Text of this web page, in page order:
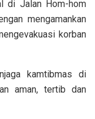
di Jalan Hom-hom
mengamankan
korban
kamtibmas di
aman, tertib dan